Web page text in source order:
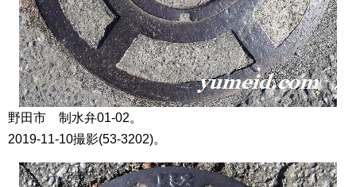
野田市 制水弁01-02。
2019-11-10撮影(53-3202)。